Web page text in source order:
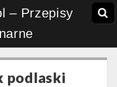
– Przepisy
podlaski